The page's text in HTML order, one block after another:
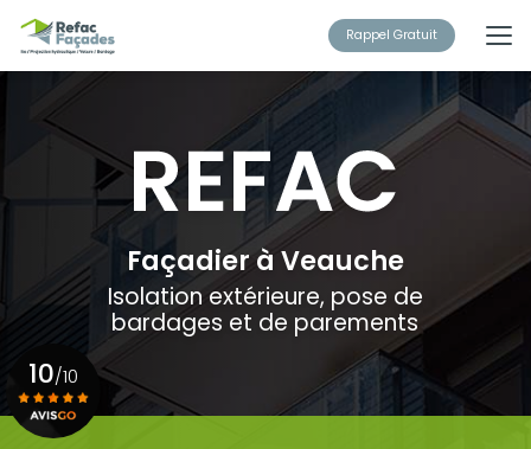
au
contenu
principal
Rappel Gratuit
Façadier à Veauche
Isolation extérieure, pose de
bardages et de parements
10/10